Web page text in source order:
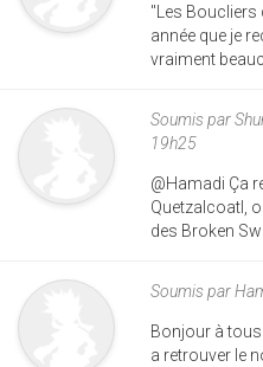
"Les Boucliers
année que je
vraiment
Soumis par
19h25
@Hamadi Ça
Quetzalcoatl,
des Broken
Soumis par
Bonjour à
a retrouver le